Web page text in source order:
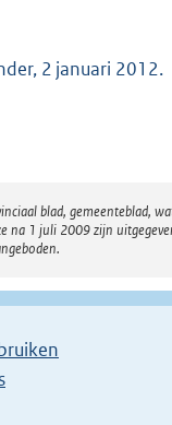
2 januari 2012.
blad, gemeenteblad,
na 1 juli 2009 zijn